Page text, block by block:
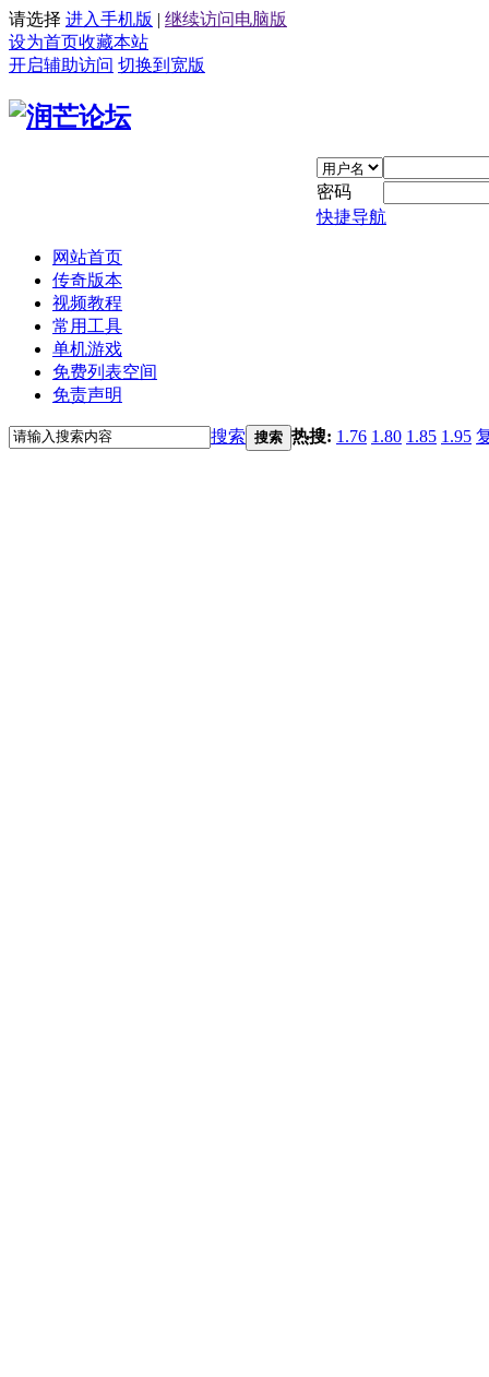
请选择 进入手机版 | 继续访问电脑版
设为首页收藏本站
开启辅助访问 切换到宽版
密码
快捷导航
网站首页
传奇版本
视频教程
常用工具
单机游戏
免费列表空间
免责声明
搜索 搜索 热搜: 1.76 1.80 1.85 1.95